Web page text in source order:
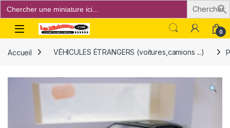
Search
for:
Open 0
Accueil VÉHICULES ÉTRANGERS (voitures,camions ...)